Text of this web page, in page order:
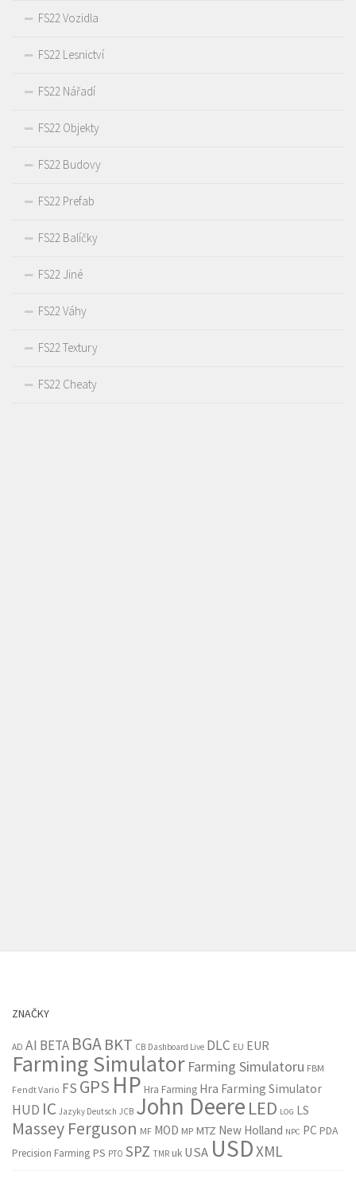
FS22 Vozidla
FS22 Lesnictví
FS22 Nářadí
FS22 Objekty
FS22 Budovy
FS22 Prefab
FS22 Balíčky
FS22 Jiné
FS22 Váhy
FS22 Textury
FS22 Cheaty
ZNAČKY
AD AI BETA BGABKT CB Dashboard Live DLC EU EUR
Farming Simulator Farming Simulatoru FBM
Fendt Vario FS GPS HP Hra Farming Hra Farming Simulator
HUD IC Jazyky Deutsch JCB John Deere LED LOG LS
Massey Ferguson MF MOD MP MTZ New Holland NPC PC PDA
Precision Farming PS PTO SPZ TMR uk USA USDXML